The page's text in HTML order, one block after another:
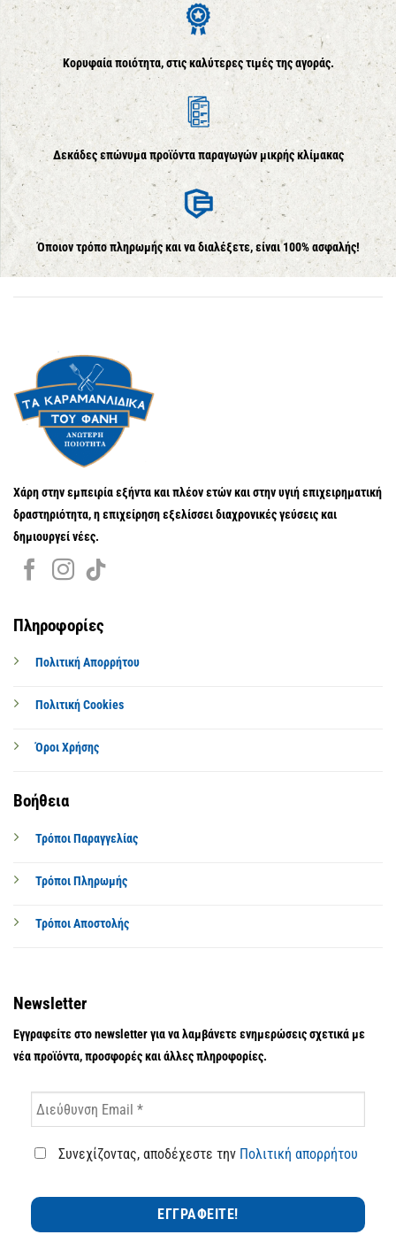
Κορυφαία ποιότητα, στις καλύτερες τιμές της αγοράς.
Δεκάδες επώνυμα προϊόντα παραγωγών μικρής κλίμακας
Όποιον τρόπο πληρωμής και να διαλέξετε, είναι 100% ασφαλής!
Χάρη στην εμπειρία εξήντα και πλέον ετών και στην υγιή επιχειρηματική
δραστηριότητα, η επιχείρηση εξελίσσει διαχρονικές γεύσεις και
δημιουργεί νέες.
Πληροφορίες
Πολιτική Απορρήτου
Πολιτική Cookies
Όροι Χρήσης
Βοήθεια
Τρόποι Παραγγελίας
Τρόποι Πληρωμής
Τρόποι Αποστολής
Newsletter
Εγγραφείτε στο newsletter για να λαμβάνετε ενημερώσεις σχετικά με
νέα προϊόντα, προσφορές και άλλες πληροφορίες.
Συνεχίζοντας, αποδέχεστε την Πολιτική απορρήτου